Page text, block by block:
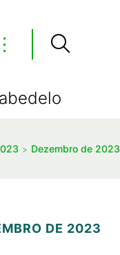
⋮
Dezembro de 2023
DE 2023